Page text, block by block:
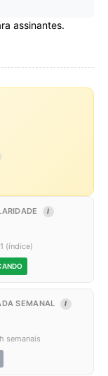
assinantes.
I
(índice)
SEMANAL I
semanais